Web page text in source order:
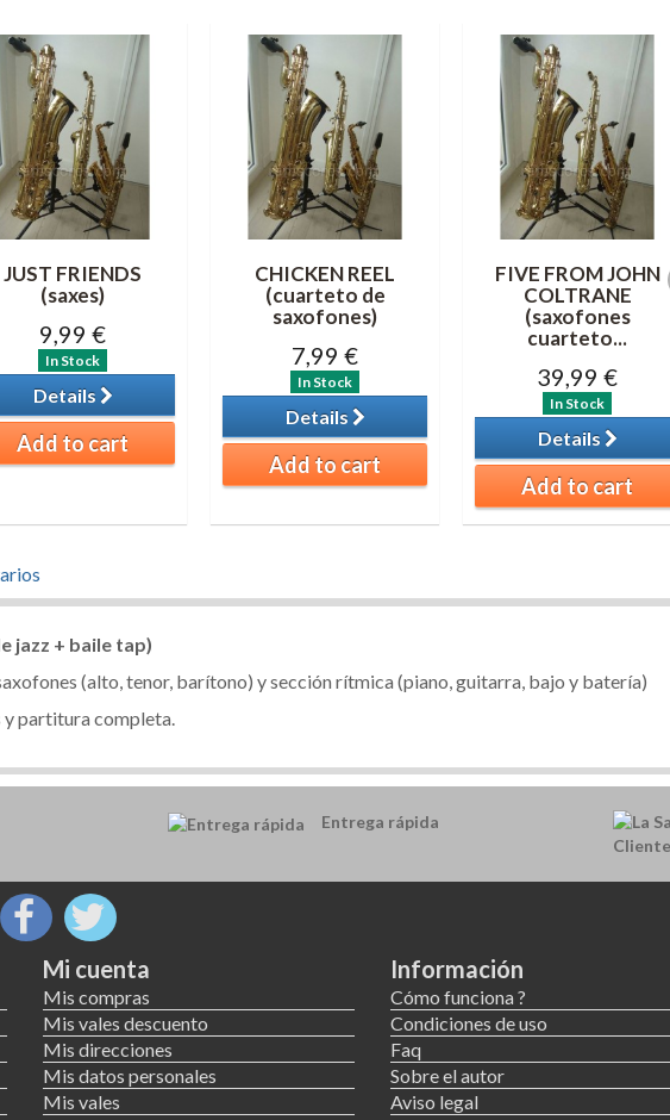
JUST FRIENDS
(saxes)
9,99 €
In Stock
Details
Add to cart
CHICKEN REEL
(cuarteto de
saxofones)
7,99 €
In Stock
Details
Add to cart
FIVE FROM JOHN
COLTRANE
(saxofones
cuarteto...
39,99 €
In Stock
Details
Add to cart
jazz + baile tap)
(alto, tenor, barítono) y sección rítmica (piano, guitarra, bajo y batería)
y partitura completa.
Entrega rápida
Mi cuenta
Mis compras
Mis vales descuento
Mis direcciones
Mis datos personales
Mis vales
Información
Cómo funciona ?
Condiciones de uso
Faq
Sobre el autor
Aviso legal